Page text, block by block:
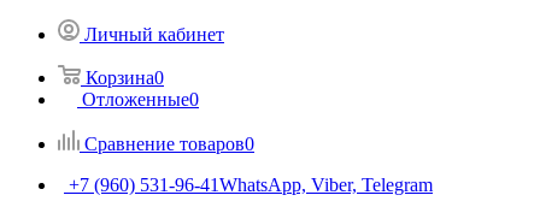
Личный кабинет
Корзина0
Отложенные0
Сравнение товаров0
+7 (960) 531-96-41WhatsApp, Viber, Telegram